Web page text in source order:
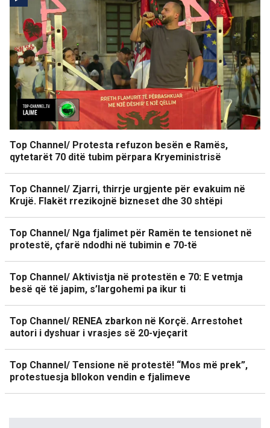
Top Channel/ Protesta refuzon besën e Ramës,
qytetarët 70 ditë tubim përpara Kryeministrisë
Top Channel/ Zjarri, thirrje urgjente për evakuim në
Krujë. Flakët rrezikojnë bizneset dhe 30 shtëpi
Top Channel/ Nga fjalimet për Ramën te tensionet në
protestë, çfarë ndodhi në tubimin e 70-të
Top Channel/ Aktivistja në protestën e 70: E vetmja
besë që të japim, s’largohemi pa ikur ti
Top Channel/ RENEA zbarkon në Korçë. Arrestohet
autori i dyshuar i vrasjes së 20-vjeçarit
Top Channel/ Tensione në protestë! “Mos më prek”,
protestuesja bllokon vendin e fjalimeve